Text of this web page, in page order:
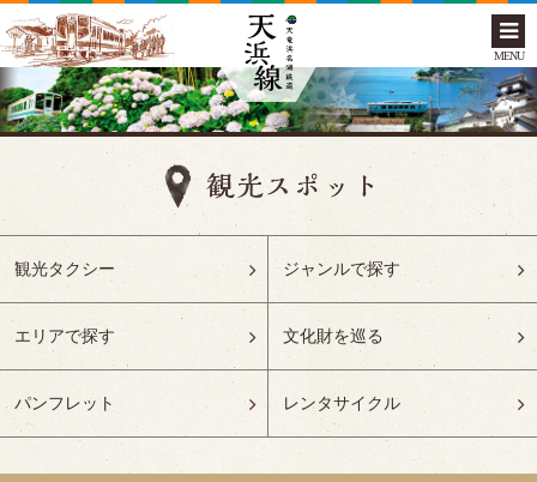
MENU
観光タクシー ジャンルで探す
エリアで探す 文化財を巡る
パンフレット レンタサイクル